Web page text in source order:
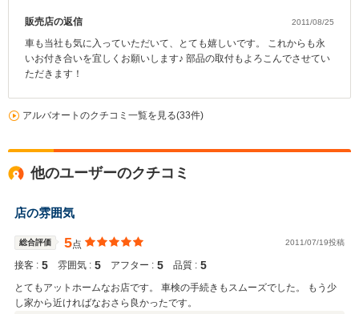
販売店の返信 2011/08/25
車も当社も気に入っていただいて、とても嬉しいです。 これからも永
いお付き合いを宜しくお願いします♪ 部品の取付もよろこんでさせてい
ただきます！
アルバオートのクチコミ一覧を見る(33件)
他のユーザーのクチコミ
店の雰囲気
総合評価 5点 2011/07/19投稿
接客 : 5 雰囲気 : 5 アフター : 5 品質 : 5
とてもアットホームなお店です。 車検の手続きもスムーズでした。 もう少
し家から近ければなおさら良かったです。